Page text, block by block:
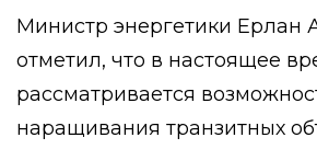
Министр энергетики Ерлан
отметил, что в настоящее
рассматривается
наращивания транзитных